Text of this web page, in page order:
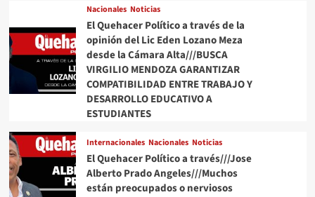
Nacionales Noticias
El Quehacer Político a través de la
opinión del Lic Eden Lozano Meza
desde la Cámara Alta///BUSCA
VIRGILIO MENDOZA GARANTIZAR
COMPATIBILIDAD ENTRE TRABAJO Y
DESARROLLO EDUCATIVO A
ESTUDIANTES
Internacionales Nacionales Noticias
El Quehacer Político a través///Jose
Alberto Prado Angeles///Muchos
están preocupados o nerviosos